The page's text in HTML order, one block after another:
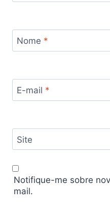
Nome *
E-mail *
Site
Notifique-me sobre
mail.